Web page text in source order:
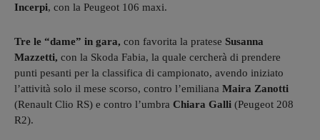
Incerpi, con la Peugeot 106 maxi.
Tre le “dame” in gara, con favorita la pratese Susanna
Mazzetti, con la Skoda Fabia, la quale cercherà di prendere
punti pesanti per la classifica di campionato, avendo iniziato
l’attività solo il mese scorso, contro l’emiliana Maira Zanotti
(Renault Clio RS) e contro l’umbra Chiara Galli (Peugeot 208
R2).